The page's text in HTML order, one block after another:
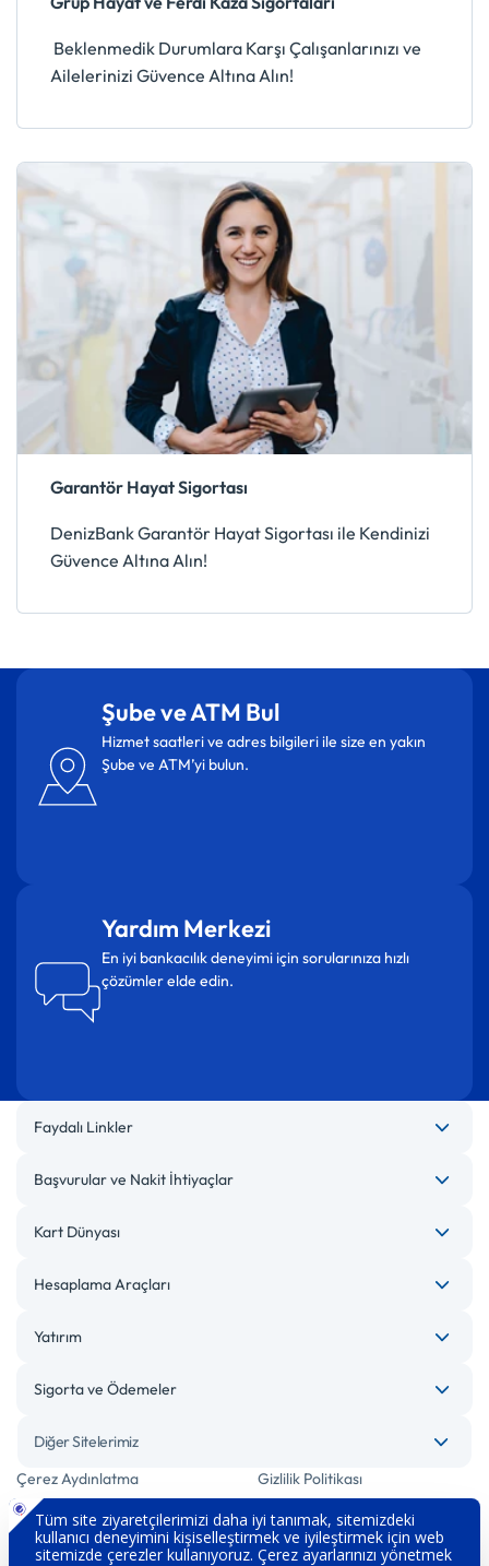
Beklenmedik Durumlara Karşı Çalışanlarınızı ve
Ailelerinizi Güvence Altına Alın!
Garantör Hayat Sigortası
DenizBank Garantör Hayat Sigortası ile Kendinizi
Güvence Altına Alın!
Şube ve ATM Bul
Hizmet saatleri ve adres bilgileri ile size en yakın
Şube ve ATM’yi bulun.
Yardım Merkezi
En iyi bankacılık deneyimi için sorularınıza hızlı
çözümler elde edin.
Faydalı Linkler
Başvurular ve Nakit İhtiyaçlar
Kart Dünyası
Hesaplama Araçları
Yatırım
Sigorta ve Ödemeler
Diğer Sitelerimiz
Çerez Aydınlatma
Gizlilik Politikası
Bilgi Toplumu Hizmetleri Engelsiz Bankacılık
Kişisel Verilerin Korunması Güvenlik